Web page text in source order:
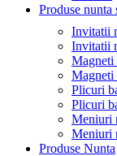
Produse nunta
Invitatii
Invitatii
Magneti
Magneti
Plicuri
Plicuri
Meniuri
Meniuri
Produse Nunta